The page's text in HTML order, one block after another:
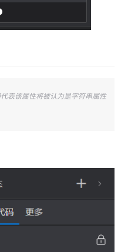
表该属性将被认为是字符串属性